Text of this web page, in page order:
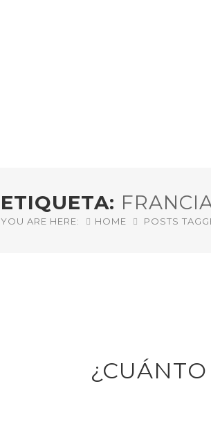
ETIQUETA:
YOU ARE HERE: HOME POSTS